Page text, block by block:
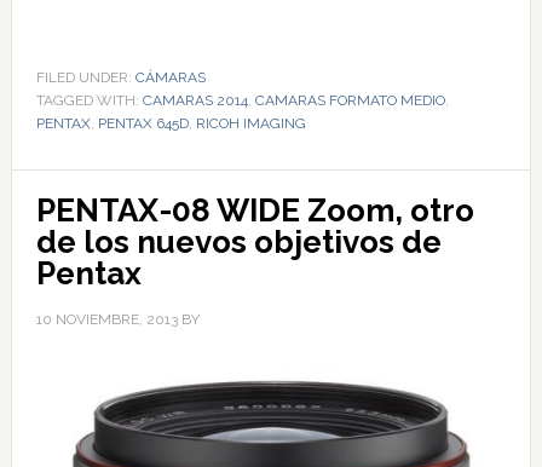
FILED UNDER: CÁMARAS
TAGGED WITH: CAMARAS 2014, CAMARAS FORMATO MEDIO,
PENTAX, PENTAX 645D, RICOH IMAGING
PENTAX-08 WIDE Zoom, otro
de los nuevos objetivos de
Pentax
10 NOVIEMBRE, 2013BY